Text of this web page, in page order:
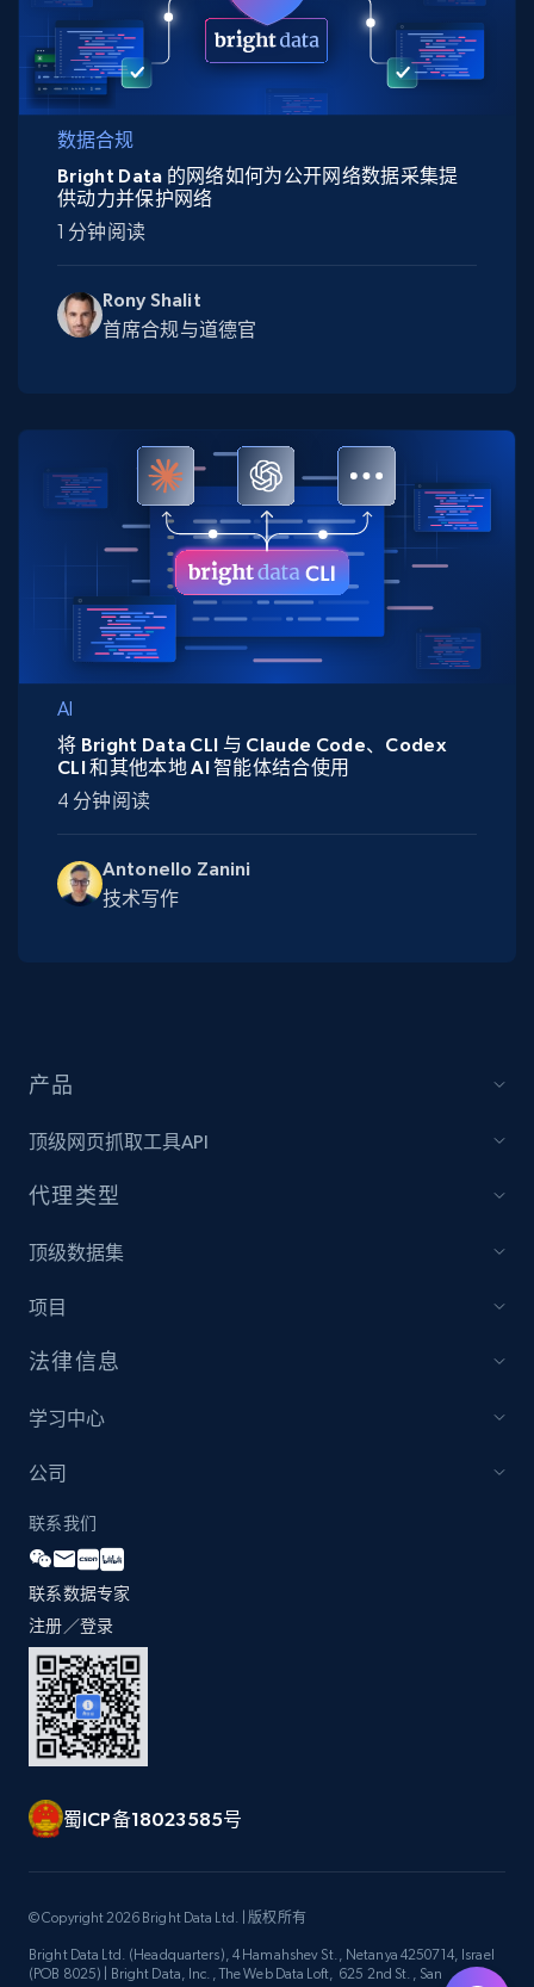
数据合规
Rony Shalit
首席合规与道德官
Bright Data 的网络如何为公开网络数据采集提
供动力并保护网络
1 分钟阅读
AI
Antonello Zanini
技术写作
将 Bright Data CLI 与 Claude Code、Codex
CLI 和其他本地 AI 智能体结合使用
4 分钟阅读
产品
顶级网页抓取工具API
代理类型
顶级数据集
项目
法律信息
学习中心
公司
联系我们
联系数据专家
注册／登录
蜀ICP备18023585号
© Copyright 2026 Bright Data Ltd. | 版权所有
Bright Data Ltd. (Headquarters), 4 Hamahshev St., Netanya 4250714, Israel
(POB 8025) | Bright Data, Inc., The Web Data Loft, 625 2nd St., San